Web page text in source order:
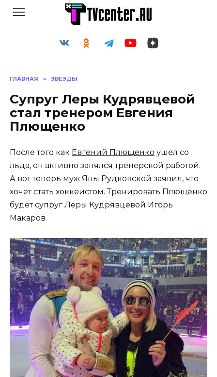
ГЛАВНАЯ » ЗВЁЗДЫ
Супруг Леры Кудрявцевой
стал тренером Евгения
Плющенко
После того как Евгений Плющенко ушел со
льда, он активно занялся тренерской работой.
А вот теперь муж Яны Рудковской заявил, что
хочет стать хоккеистом. Тренировать Плющенко
будет супруг Леры Кудрявцевой Игорь
Макаров.